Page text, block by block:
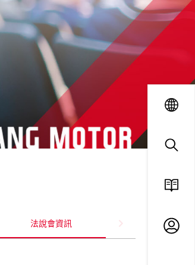
language
search
ESG
法說會資訊